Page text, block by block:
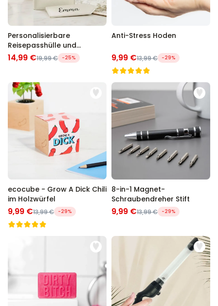
Personalisierbare
Reisepasshülle und
Koffertag mit Text
14,99 €19,99 € -25%
Anti-Stress Hoden
9,99 €13,99 € -29%
ecocube - Grow A Dick Chili
im Holzwürfel
9,99 €13,99 € -29%
8-in-1 Magnet-
Schraubendreher Stift
9,99 €13,99 € -29%